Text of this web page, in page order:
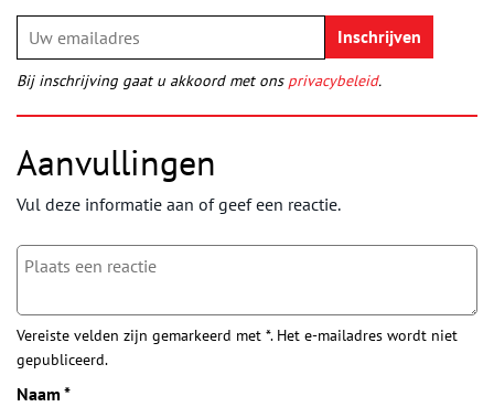
Bij inschrijving gaat u akkoord met ons privacybeleid.
Aanvullingen
Vul deze informatie aan of geef een reactie.
Vereiste velden zijn gemarkeerd met *. Het e-mailadres wordt niet
gepubliceerd.
Naam *